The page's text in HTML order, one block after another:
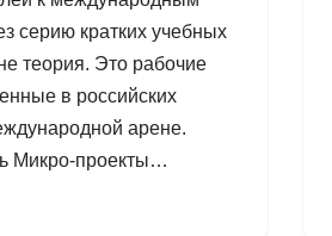
серию кратких учебных
теория. Это рабочие
в российских
арене.
Микро-проекты…